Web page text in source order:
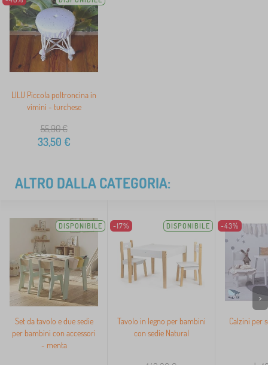
LILU Piccola poltroncina in
vimini - turchese
55,90€
33,50 €
ALTRO DALLA CATEGORIA:
DISPONIBILE
Set da tavolo e due sedie
per bambini con accessori
- menta
-17% DISPONIBILE
Tavolo in legno per bambini
con sedie Natural
-43%
Calzini per
>